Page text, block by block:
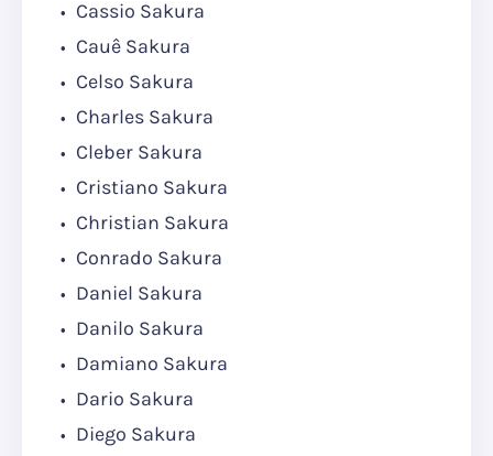
Cassio Sakura
Cauê Sakura
Celso Sakura
Charles Sakura
Cleber Sakura
Cristiano Sakura
Christian Sakura
Conrado Sakura
Daniel Sakura
Danilo Sakura
Damiano Sakura
Dario Sakura
Diego Sakura